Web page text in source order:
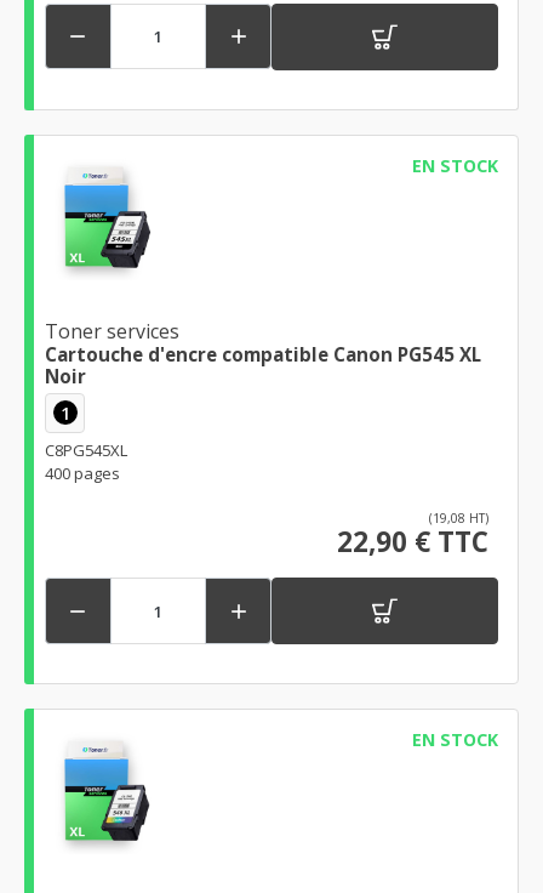
 
EN STOCK
Toner services
Cartouche d'encre compatible Canon PG545 XL
Noir
1
C8PG545XL
400 pages
(19,08 HT)
22,90 € TTC
 
EN STOCK